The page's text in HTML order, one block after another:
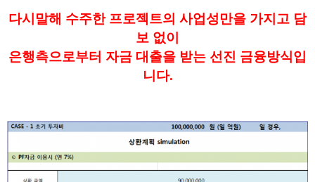
다시말해 수주한 프로젝트의 사업성만을 가지고 담
보 없이
은행측으로부터 자금 대출을 받는 선진 금융방식입
니다.